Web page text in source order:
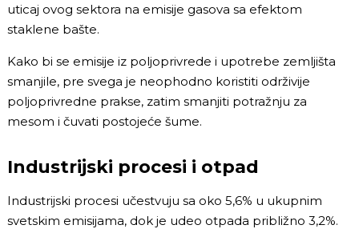
uticaj ovog sektora na emisije gasova sa efektom
staklene bašte.
Kako bi se emisije iz poljoprivrede i upotrebe zemljišta
smanjile, pre svega je neophodno koristiti održivije
poljoprivredne prakse, zatim smanjiti potražnju za
mesom i čuvati postojeće šume.
Industrijski procesi i otpad
Industrijski procesi učestvuju sa oko 5,6% u ukupnim
svetskim emisijama, dok je udeo otpada približno 3,2%.